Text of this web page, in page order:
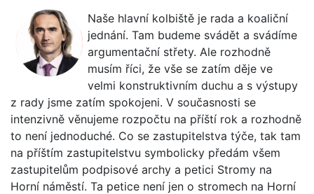
Naše hlavní kolbiště je rada a koaliční
jednání. Tam budeme svádět a svádíme
argumentační střety. Ale rozhodně
musím říci, že vše se zatím děje ve
velmi konstruktivním duchu a s výstupy
z rady jsme zatím spokojeni. V současnosti se
intenzivně věnujeme rozpočtu na příští rok a rozhodně
to není jednoduché. Co se zastupitelstva týče, tak tam
na příštím zastupitelstvu symbolicky předám všem
zastupitelům podpisové archy a petici Stromy na
Horní náměstí. Ta petice není jen o stromech na Horní